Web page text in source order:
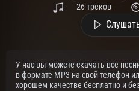
26 треков
У нас вы можете скачать все
в формате MP3 на свой телефон
хорошем качестве бесплатно и